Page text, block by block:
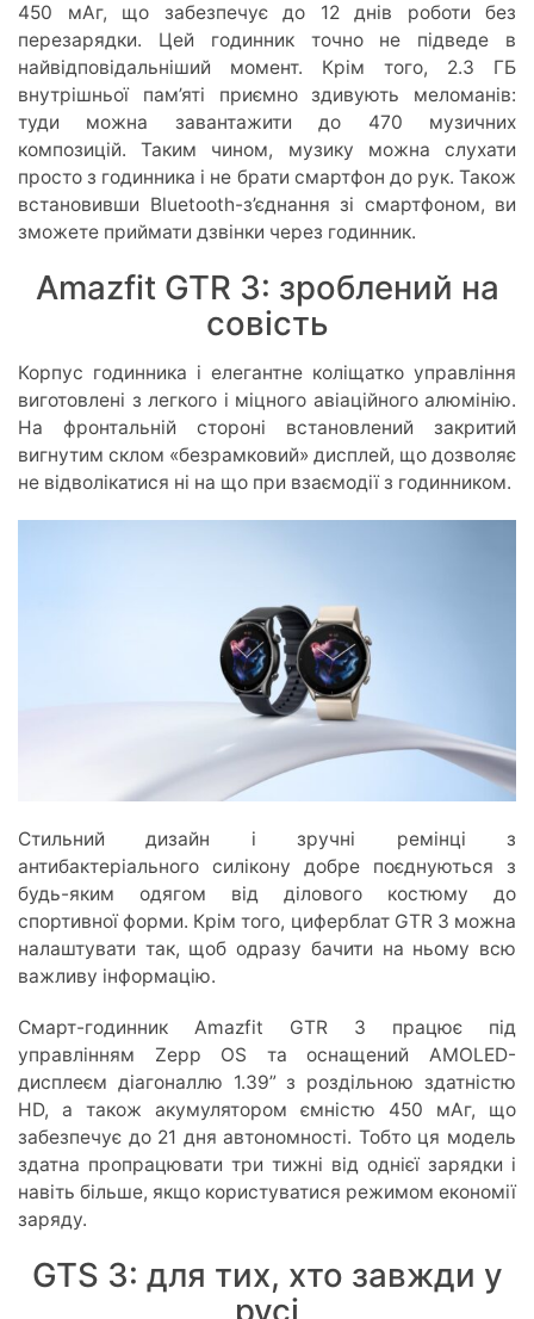
450 мАг, що забезпечує до 12 днів роботи без
перезарядки. Цей годинник точно не підведе в
найвідповідальніший момент. Крім того, 2.3 ГБ
внутрішньої пам’яті приємно здивують меломанів:
туди можна завантажити до 470 музичних
композицій. Таким чином, музику можна слухати
просто з годинника і не брати смартфон до рук. Також
встановивши Bluetooth-з’єднання зі смартфоном, ви
зможете приймати дзвінки через годинник.
Amazfit GTR 3: зроблений на
совість
Корпус годинника і елегантне коліщатко управління
виготовлені з легкого і міцного авіаційного алюмінію.
На фронтальній стороні встановлений закритий
вигнутим склом «безрамковий» дисплей, що дозволяє
не відволікатися ні на що при взаємодії з годинником.
Стильний дизайн і зручні ремінці з
антибактеріального силікону добре поєднуються з
будь-яким одягом від ділового костюму до
спортивної форми. Крім того, циферблат GTR 3 можна
налаштувати так, щоб одразу бачити на ньому всю
важливу інформацію.
Смарт-годинник Amazfit GTR 3 працює під
управлінням Zepp OS та оснащений AMOLED-
дисплеєм діагоналлю 1.39” з роздільною здатністю
HD, а також акумулятором ємністю 450 мАг, що
забезпечує до 21 дня автономності. Тобто ця модель
здатна пропрацювати три тижні від однієї зарядки і
навіть більше, якщо користуватися режимом економії
заряду.
GTS 3: для тих, хто завжди у
русі